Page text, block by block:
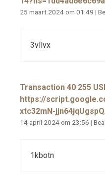
25 maart 2024 om 01:49 |
3vllvx
Transaction 40 255
https://
xtc32mN-
14 april 2024 om 23:56 |
1kbotn